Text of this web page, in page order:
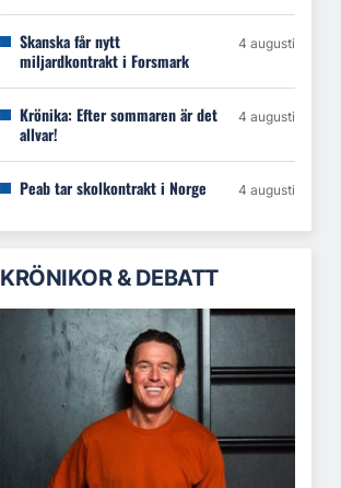
Skanska får nytt
miljardkontrakt i Forsmark
4 augusti
Krönika: Efter sommaren är det
allvar!
4 augusti
Peab tar skolkontrakt i Norge 4 augusti
KRÖNIKOR & DEBATT